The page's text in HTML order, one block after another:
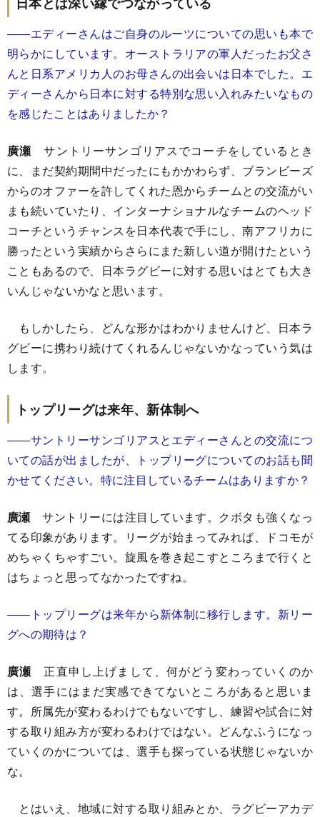
――エディーさんはご自身のルーツについての思いも本で
明らかにしています。オーストラリアの軍人だったお父さ
んと日系アメリカ人のお母さんの出会いは日本でした。エ
ディーさんから日本に対する特別な思い入れみたいなもの
を感じたことはありましたか？
廣瀬 サントリーサンゴリアスでコーチをしているとき
に、まだ契約期間中だったにもかかわらず、ブランビーズ
からのオファーを許してくれた恩からチームとの交流がい
まも続いていたり、インターナショナルなチームのヘッド
コーチというチャンスを日本代表で手にし、南アフリカに
勝ったという実績からさらにまた新しい道が開けたという
こともあるので、日本ラグビーに対する思いはとても大き
いんじゃないかなと思います。
もしかしたら、どんな形かはわかりませんけど、日本ラ
グビーに携わり続けてくれるんじゃないかなっていう気は
します。
トップリーグは来年、新体制へ
――サントリーサンゴリアスとエディーさんとの交流につ
いての話が出ましたが、トップリーグについてのお話も聞
かせてください。特に注目しているチームはありますか？
廣瀬 サントリーには注目しています。クボタも強くなっ
てる印象があります。リーグが始まってみれば、ドコモが
めちゃくちゃすごい。旋風を巻き起こすところまで行くと
はちょっと思ってなかったですね。
――トップリーグは来年から新体制に移行します。新リー
グへの期待は？
廣瀬 正直申し上げまして、何がどう変わっていくのか
は、選手にはまだ実感できてないところがあると思いま
す。所属先が変わるわけでもないですし、練習や試合に対
する取り組み方が変わるわけではない。どんなふうになっ
ていくのかについては、選手も探っている状態じゃないか
な。
とはいえ、地域に対する取り組みとか、ラグビーアカデ